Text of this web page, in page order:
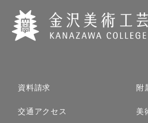
資料請求
交通アクセス
附
美